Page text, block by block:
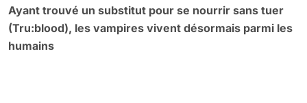
Ayant trouvé un substitut pour se nourrir sans tuer
(Tru:blood), les vampires vivent désormais parmi les
humains